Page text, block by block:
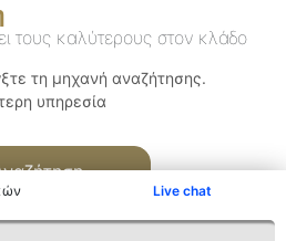
Live chat
τους καλύτερους στον κλάδο
τη μηχανή αναζήτησης.
υπηρεσία